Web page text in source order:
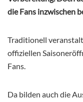
die Fans inzwischen
Traditionell
offiziellen
Fans.
Da bilden auch die